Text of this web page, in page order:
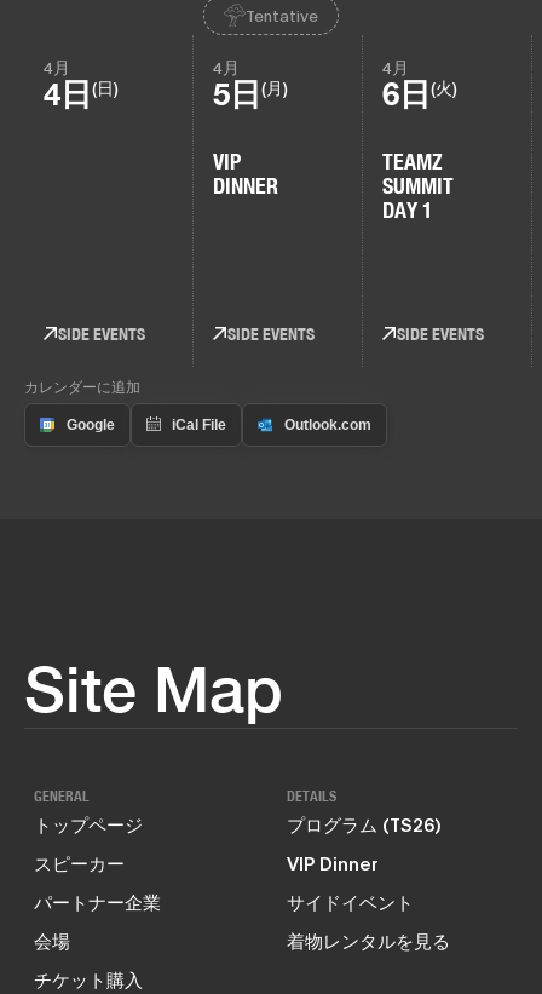
Tentative
4月
4日 (日)
SIDE EVENTS
4月
5日 (月)
VIP
DINNER
SIDE EVENTS
4月
6日 (火)
TEAMZ
SUMMIT
DAY 1
SIDE EVENTS
カレンダーに追加
Site Map
GENERAL
トップページ
スピーカー
パートナー企業
会場
チケット購入
DETAILS
プログラム (TS26)
VIP Dinner
サイドイベント
着物レンタルを見る